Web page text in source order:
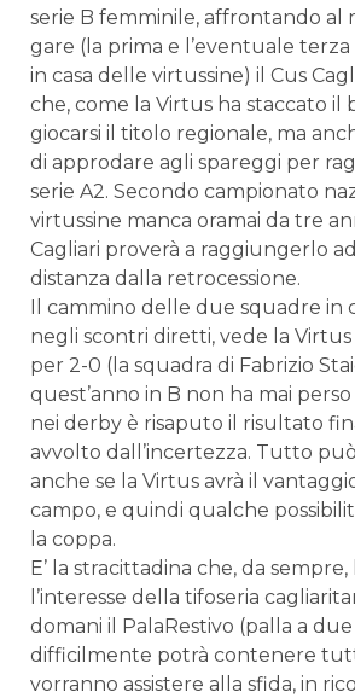
serie B femminile, affrontando al
gare (la prima e l’eventuale terza
in casa delle virtussine) il Cus
che, come la Virtus ha staccato il
giocarsi il titolo regionale, ma
di approdare agli spareggi per
serie A2. Secondo campionato
virtussine manca oramai da tre
Cagliari proverà a raggiungerlo
distanza dalla retrocessione.
Il cammino delle due squadre in
negli scontri diretti, vede la
per 2-0 (la squadra di Fabrizio
quest’anno in B non ha mai
nei derby è risaputo il risultato
avvolto dall’incertezza. Tutto
anche se la Virtus avrà il
campo, e quindi qualche
la coppa.
E’ la stracittadina che, da
l’interesse della tifoseria
domani il PalaRestivo (palla a due
difficilmente potrà contenere
vorranno assistere alla sfida, in